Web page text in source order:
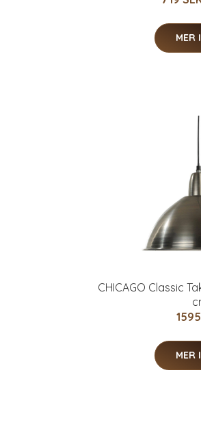
MER
CHICAGO Classic
MER